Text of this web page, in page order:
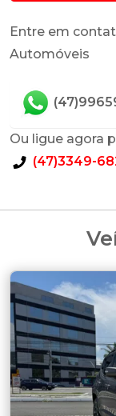
Entre em
Automóveis
Ou ligue agora
(47)3349-